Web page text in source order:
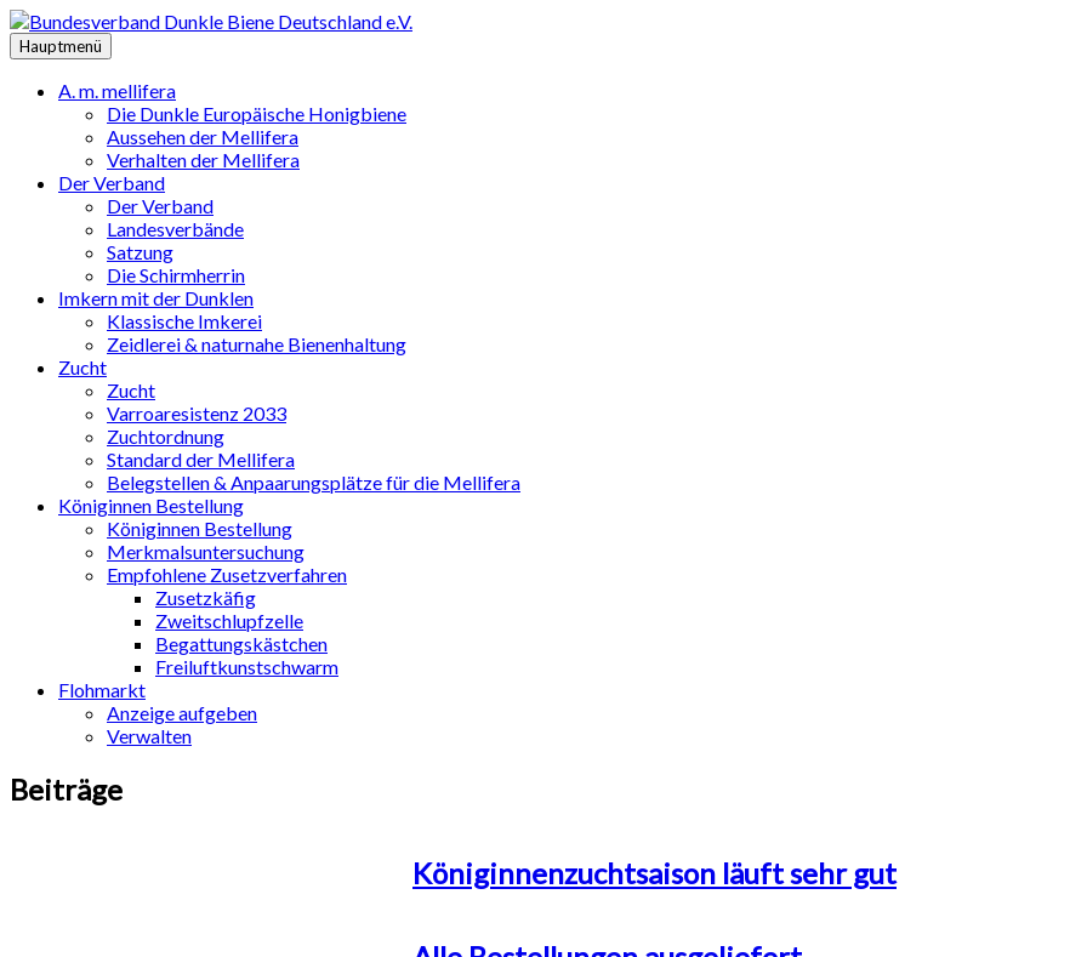
Zum
Inhalt
springen
Hauptmenü
A. m. mellifera
Die Dunkle Europäische Honigbiene
Aussehen der Mellifera
Verhalten der Mellifera
Der Verband
Der Verband
Landesverbände
Satzung
Die Schirmherrin
Imkern mit der Dunklen
Klassische Imkerei
Zeidlerei & naturnahe Bienenhaltung
Zucht
Zucht
Varroaresistenz 2033
Zuchtordnung
Standard der Mellifera
Belegstellen & Anpaarungsplätze für die Mellifera
Königinnen Bestellung
Königinnen Bestellung
Merkmalsuntersuchung
Empfohlene Zusetzverfahren
Zusetzkäfig
Zweitschlupfzelle
Begattungskästchen
Freiluftkunstschwarm
Flohmarkt
Anzeige aufgeben
Verwalten
Beiträge
Königinnenzuchtsaison läuft sehr gut